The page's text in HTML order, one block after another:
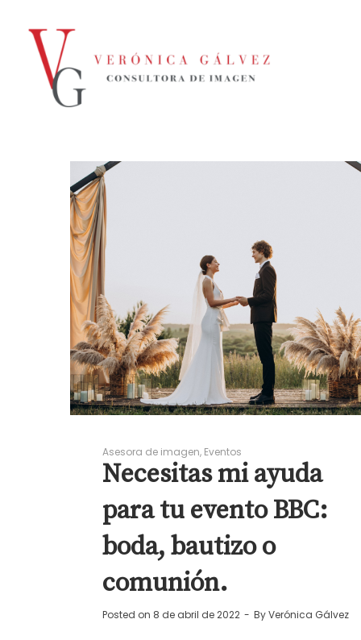
Asesora de imagen Eventos
Necesitas mi ayuda
para tu evento BBC:
boda, bautizo o
comunión.
Posted on 8 de abril de 2022 ByVerónica Gálvez